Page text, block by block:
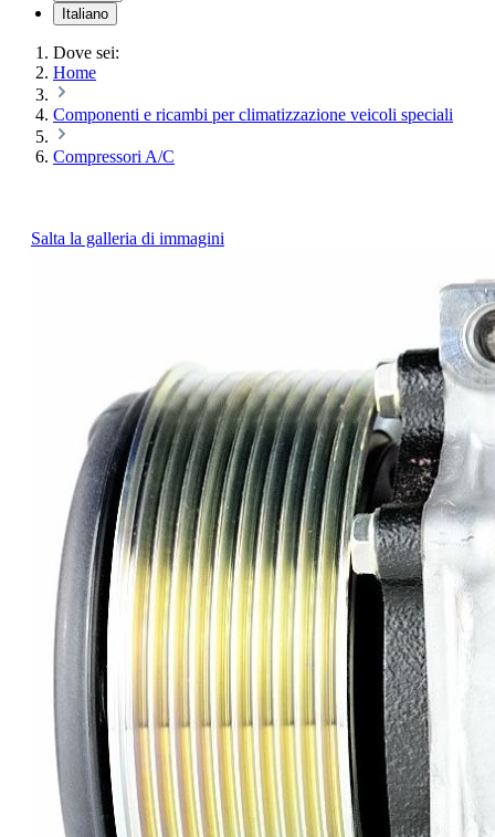
Italiano
Dove sei:
Home
Componenti e ricambi per climatizzazione veicoli speciali
Compressori A/C
Salta la galleria di immagini